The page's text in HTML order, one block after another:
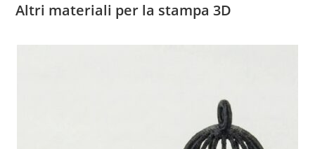
Altri materiali per la stampa 3D